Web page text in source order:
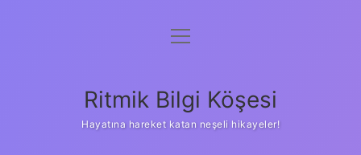
Anasayfa
Yasal Uyarı
menüyü
Ritmik Bilgi Köşesi
Hayatına hareket katan neşeli hikayeler!